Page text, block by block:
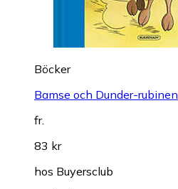
Böcker
Bamse och Dunder-rubinen
fr.
83 kr
hos Buyersclub